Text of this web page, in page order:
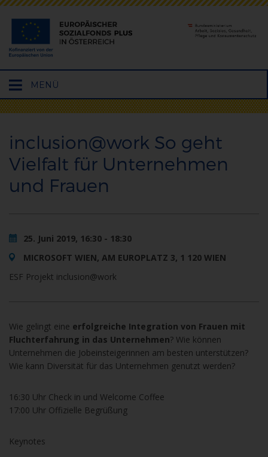
Hauptmenü
öffnen
MENÜ
inclusion@work So geht
Vielfalt für Unternehmen
und Frauen
25. Juni 2019, 16:30 - 18:30
MICROSOFT WIEN, AM EUROPLATZ 3, 1 120 WIEN
ESF Projekt inclusion@work
Wie gelingt eine erfolgreiche Integration von Frauen mit
Fluchterfahrung in das Unternehmen? Wie können
Unternehmen die Jobeinsteigerinnen am besten unterstützen?
Wie kann Diversität für das Unternehmen genutzt werden?
16:30 Uhr Check in und Welcome Coffee
17:00 Uhr Offizielle Begrüßung
Keynotes